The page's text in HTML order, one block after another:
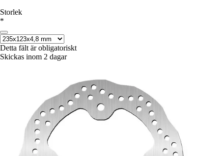
Storlek
*
Detta fält är obligatoriskt
Skickas inom 2 dagar